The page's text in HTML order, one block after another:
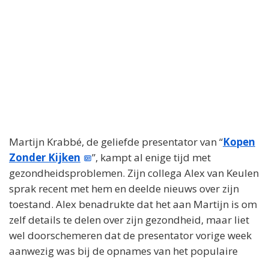
Martijn Krabbé, de geliefde presentator van “Kopen
Zonder Kijken
”, kampt al enige tijd met
gezondheidsproblemen. Zijn collega Alex van Keulen
sprak recent met hem en deelde nieuws over zijn
toestand. Alex benadrukte dat het aan Martijn is om
zelf details te delen over zijn gezondheid, maar liet
wel doorschemeren dat de presentator vorige week
aanwezig was bij de opnames van het populaire